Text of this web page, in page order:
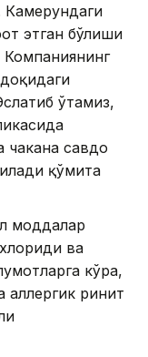
Камерундаги
этган бўлиши
ўтамиз,
чакана савдо
қўмита
моддалар
ва
кўра,
ринит